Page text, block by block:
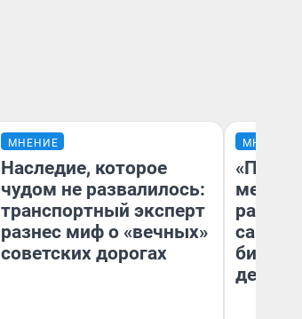
МНЕНИЕ
Наследие, которое
чудом не развалилось:
транспортный эксперт
разнес миф о «вечных»
советских дорогах
МНЕНИЕ
самом